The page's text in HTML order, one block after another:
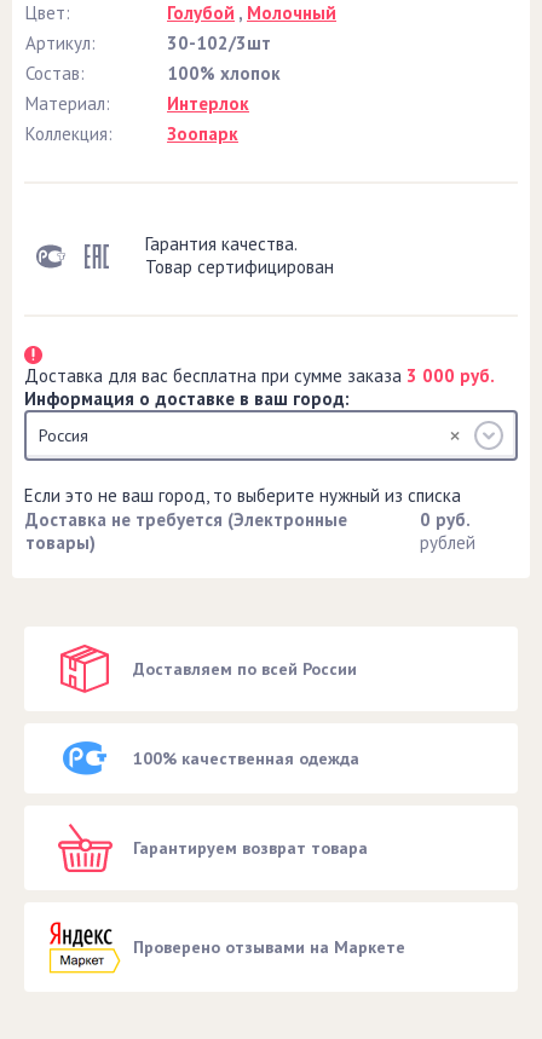
Цвет:
Голубой , Молочный
Артикул:
30-102/3шт
Состав:
100% хлопок
Материал:
Интерлок
Коллекция:
Зоопарк
Гарантия качества.
Товар сертифицирован
Доставка для вас бесплатна при сумме заказа 3 000 руб.
Информация о доставке в ваш город:
Россия
Если это не ваш город, то выберите нужный из списка
Доставка не требуется (Электронные
товары)
0 руб.
рублей
Доставляем по всей России
100% качественная одежда
Гарантируем возврат товара
Проверено отзывами на Маркете